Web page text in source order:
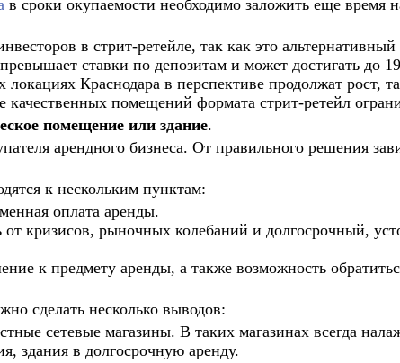
в сроки окупаемости необходимо заложить еще время
в стрит-ретейле, так как это
ставки по депозитам и может достигать до
Краснодара в перспективе продолжат рост,
качественных помещений формата стрит-ретейл
помещение или здание.
арендного бизнеса. От правильного решения
к нескольким пунктам:
оплата аренды.
кризисов, рыночных колебаний и долгосрочный,
к предмету аренды, а также возможность
сделать несколько выводов:
сетевые магазины. В таких магазинах всегда
здания в долгосрочную аренду.